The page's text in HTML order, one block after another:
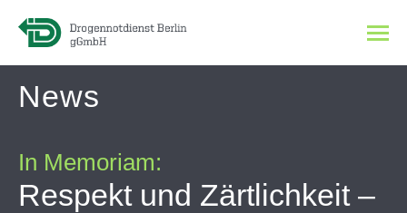
News
In Memoriam:
Respekt und Zärtlichkeit –